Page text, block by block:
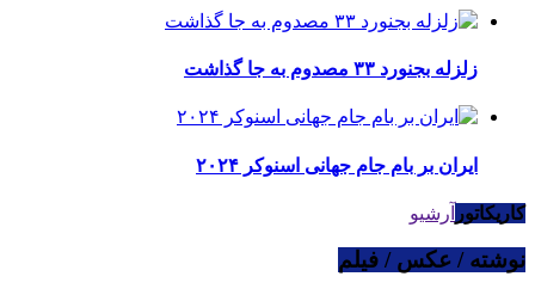
زلزله بجنورد ۳۳ مصدوم به جا گذاشت
ایران بر بام جام جهانی اسنوکر ۲۰۲۴
کاریکاتور آرشیو
نوشته / عکس / فیلم